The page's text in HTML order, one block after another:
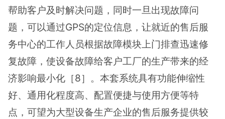
帮助客户及时解决问题，同时一旦出现故障问
题，可以通过GPS的定位信息，让就近的售后服
务中心的工作人员根据故障模块上门排查迅速修
复故障，使设备故障给客户工厂的生产带来的经
济影响最小化［8］。本套系统具有功能伸缩性
好、通用化程度高、配置便捷与使用方便等特
点，可望为大型设备生产企业的售后服务提供较